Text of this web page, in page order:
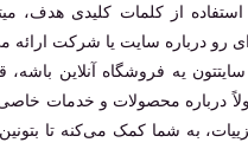
استفاده از کلمات کلیدی هدف،
رو درباره سایت یا شرکت
یه فروشگاه آنلاین
درباره محصولات و خدمات
به شما کمک می‌کنه تا